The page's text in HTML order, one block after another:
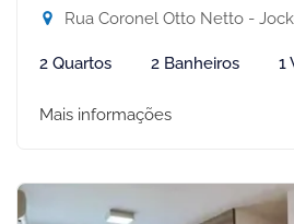
Rua Coronel Otto Netto - Jockey de
2 Quartos 2 Banheiros 1
Mais informações